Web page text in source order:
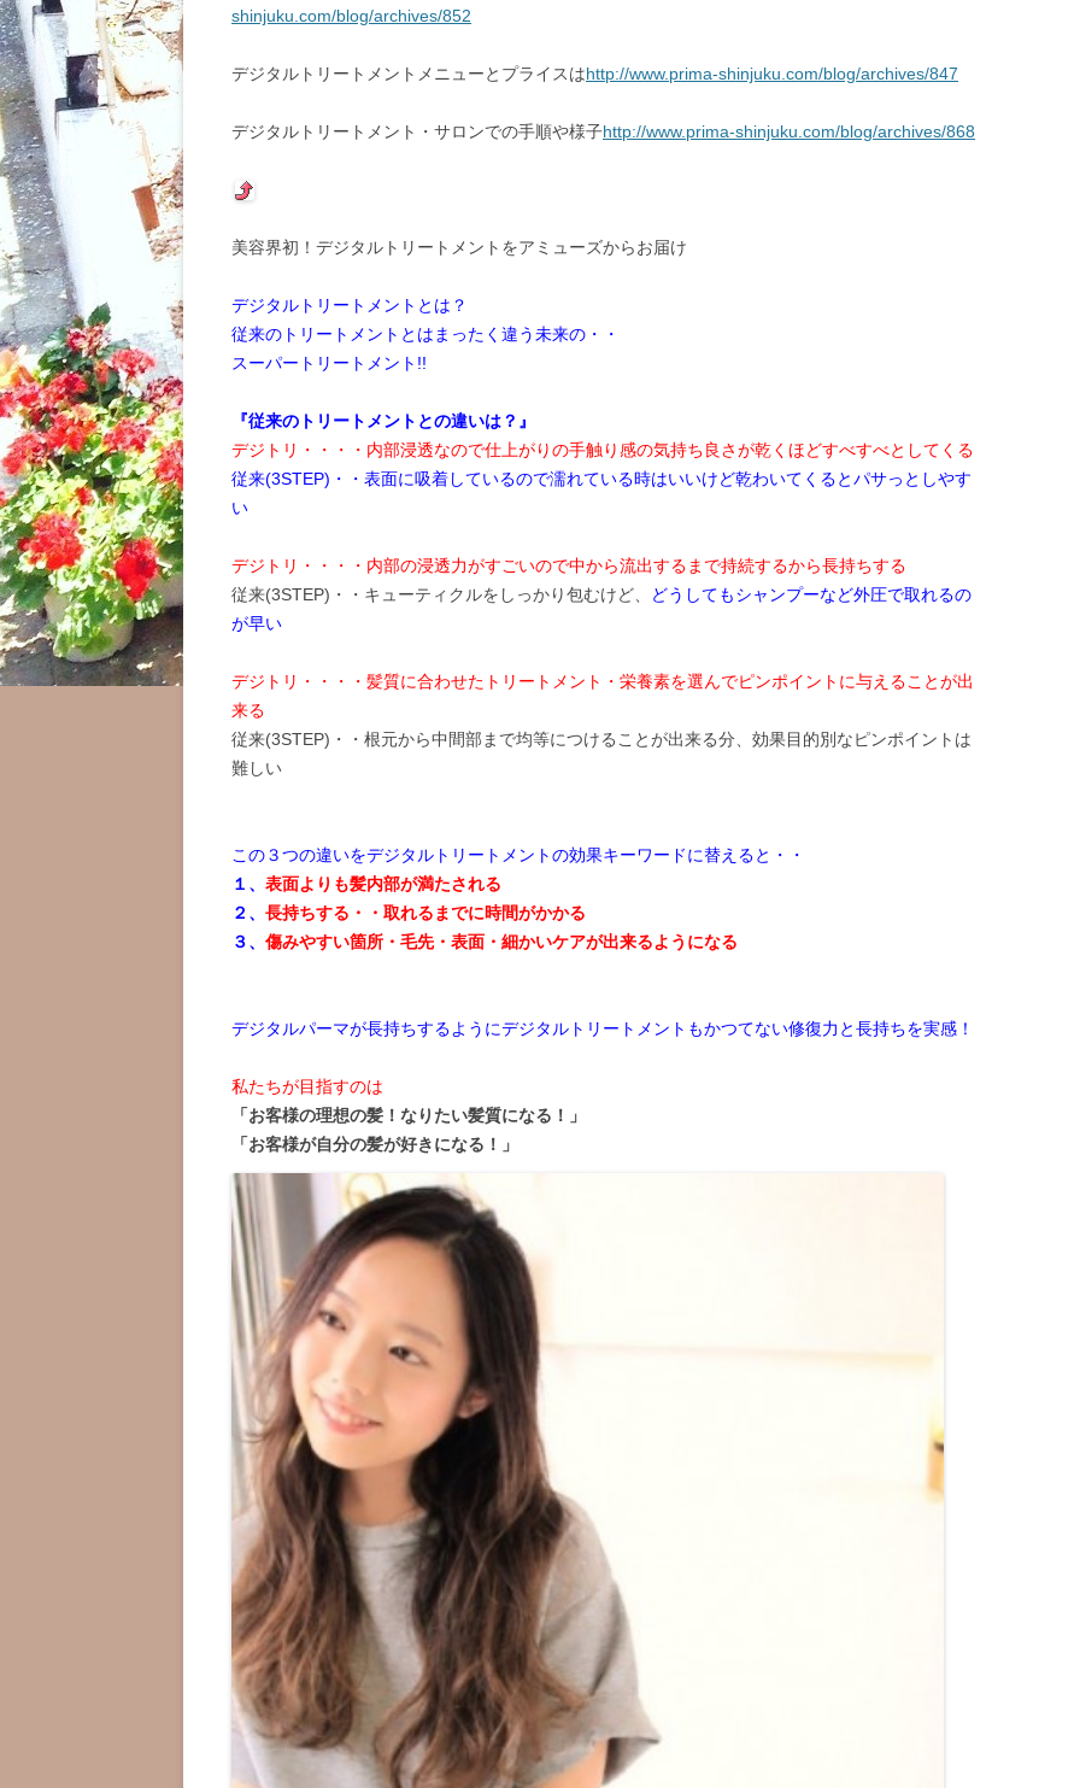
shinjuku.com/blog/archives/852
デジタルトリートメントメニューとプライスはhttp://www.prima-shinjuku.com/blog/archives/847
デジタルトリートメント・サロンでの手順や様子http://www.prima-shinjuku.com/blog/archives/868
美容界初！デジタルトリートメントをアミューズからお届け
デジタルトリートメントとは？
従来のトリートメントとはまったく違う未来の・・
スーパートリートメント!!
『従来のトリートメントとの違いは？』
デジトリ・・・・内部浸透なので仕上がりの手触り感の気持ち良さが乾くほどすべすべとしてくる
従来(3STEP)・・表面に吸着しているので濡れている時はいいけど乾わいてくるとパサっとしやす
い
デジトリ・・・・内部の浸透力がすごいので中から流出するまで持続するから長持ちする
従来(3STEP)・・キューティクルをしっかり包むけど、
どうしてもシャンプーなど外圧で取れるの
が早い
デジトリ・・・・髪質に合わせたトリートメント・栄養素を選んでピンポイントに与えることが出
来る
従来(3STEP)・・根元から中間部まで均等につけることが出来る分、効果目的別なピンポイントは
難しい
この３つの違いをデジタルトリートメントの効果キーワードに替えると・・
１、 表面よりも髪内部が満たされる
２、 長持ちする・・取れるまでに時間がかかる
３、 傷みやすい箇所・毛先・表面・細かいケアが出来るようになる
デジタルパーマが長持ちするようにデジタルトリートメントもかつてない修復力と長持ちを実感！
私たちが目指すのは
「お客様の理想の髪！なりたい髪質になる！」
「お客様が自分の髪が好きになる！」